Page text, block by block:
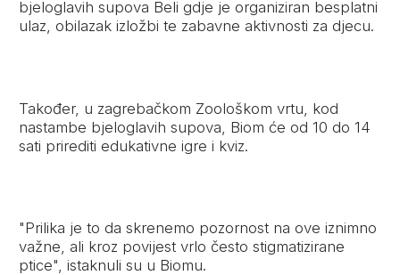
bjeloglavih supova Beli gdje je organiziran besplatni
ulaz, obilazak izložbi te zabavne aktivnosti za djecu.
Također, u zagrebačkom Zoološkom vrtu, kod
nastambe bjeloglavih supova, Biom će od 10 do 14
sati prirediti edukativne igre i kviz.
"Prilika je to da skrenemo pozornost na ove iznimno
važne, ali kroz povijest vrlo često stigmatizirane
ptice", istaknuli su u Biomu.